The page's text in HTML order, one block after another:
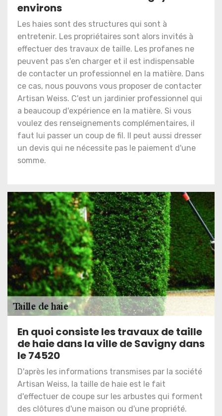
environs
Les haies sont des structures qui sont à
entretenir. Les propriétaires sont alors invités à
effectuer des travaux de taille. Les profanes ne
peuvent pas s'en charger et il est indispensable
de contacter un professionnel en la matière. Dans
ce cas, nous pouvons vous proposer de contacter
Artisan Weiss. C'est un jardinier professionnel qui
a beaucoup d'expérience en la matière. Si vous
voulez des renseignements complémentaires, il
faut lui passer un coup de fil. Il peut aussi dresser
un devis qui ne nécessite pas le paiement d'une
somme.
En quoi consiste les travaux de taille
de haie dans la ville de Savigny dans
le 74520
D'après les informations transmises par la société
Artisan Weiss, la taille de haie est le fait
d'effectuer de coupe sur les arbustes qui forment
des clôtures d'une maison ou d'une propriété.